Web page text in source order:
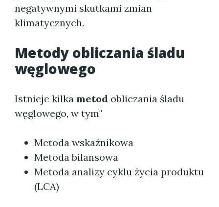
negatywnymi skutkami zmian
klimatycznych.
Metody obliczania śladu
węglowego
Istnieje kilka metod obliczania śladu
węglowego, w tym"
Metoda wskaźnikowa
Metoda bilansowa
Metoda analizy cyklu życia produktu
(LCA)